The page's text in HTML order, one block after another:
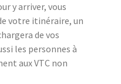
y arriver, vous
votre itinéraire, un
de vos
les personnes à
aux VTC non